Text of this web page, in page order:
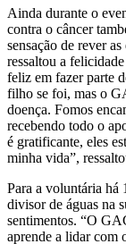
Ainda durante o
contra o câncer
sensação de rever
ressaltou a
feliz em fazer parte
filho se foi, mas o
doença. Fomos
recebendo todo o
é gratificante, eles
minha vida”,
Para a voluntária
divisor de águas na
sentimentos. “O
aprende a lidar com